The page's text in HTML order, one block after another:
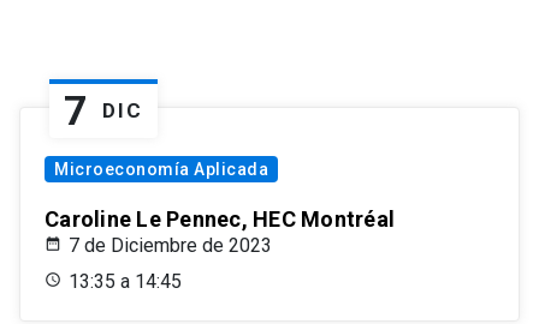
7 DIC
Microeconomía Aplicada
Caroline Le Pennec, HEC Montréal
7 de Diciembre de 2023
13:35 a 14:45